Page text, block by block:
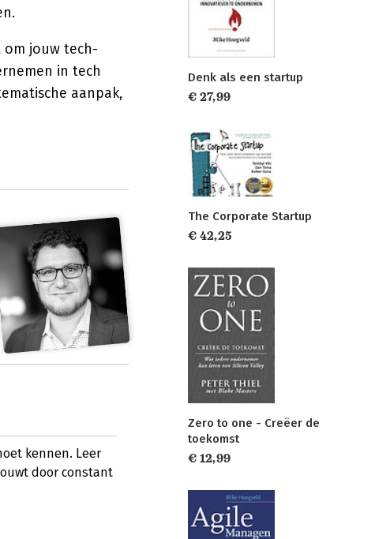
om jouw tech-
in tech
aanpak,
kennen. Leer
door constant
Denk als een startup
€ 27,99
The Corporate Startup
€ 42,25
Zero to one - Creëer de
toekomst
€ 12,99